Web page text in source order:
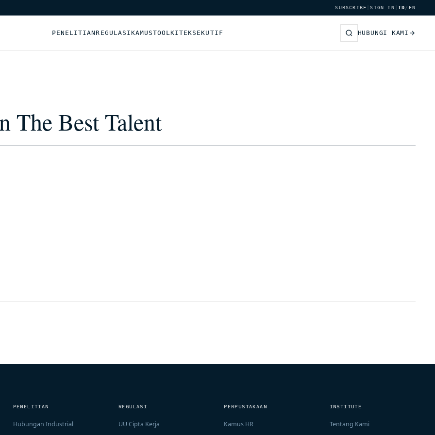
SUBSCRIBE |SIGN IN ID/ EN
PENELITIANREGULASIKAMUSTOOLKITEKSEKUTIF HUBUNGI KAMI
The Best Talent
PENELITIAN
Hubungan Industrial
REGULASI
UU Cipta Kerja
PERPUSTAKAAN
Kamus HR
INSTITUTE
Tentang Kami